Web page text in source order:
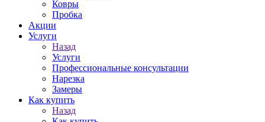
Ковры
Пробка
Акции
Услуги
Назад
Услуги
Профессиональные консультации
Нарезка
Замеры
Как купить
Назад